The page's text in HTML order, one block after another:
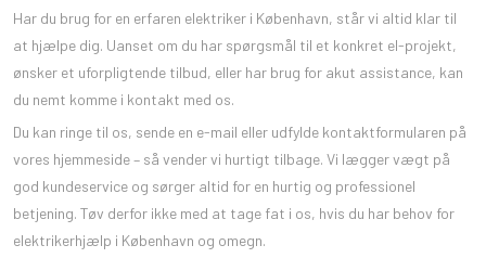
Har du brug for en erfaren elektriker i København, står vi altid klar til
at hjælpe dig. Uanset om du har spørgsmål til et konkret el-projekt,
ønsker et uforpligtende tilbud, eller har brug for akut assistance, kan
du nemt komme i kontakt med os.
Du kan ringe til os, sende en e-mail eller udfylde kontaktformularen på
vores hjemmeside – så vender vi hurtigt tilbage. Vi lægger vægt på
god kundeservice og sørger altid for en hurtig og professionel
betjening. Tøv derfor ikke med at tage fat i os, hvis du har behov for
elektrikerhjælp i København og omegn.